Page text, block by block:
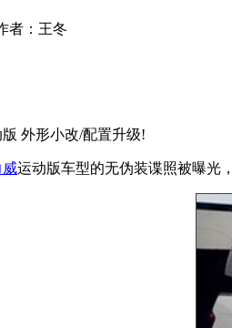
者：王冬
外形小改/配置升级!
威运动版车型的无伪装谍照被曝光